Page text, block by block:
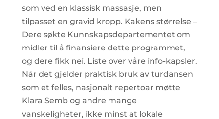
som ved en klassisk massasje, men
tilpasset en gravid kropp. Kakens størrelse –
Dere søkte Kunnskapsdepartementet om
midler til å finansiere dette programmet,
og dere fikk nei. Liste over våre info-kapsler.
Når det gjelder praktisk bruk av turdansen
som et felles, nasjonalt repertoar møtte
Klara Semb og andre mange
vanskeligheter, ikke minst at lokale